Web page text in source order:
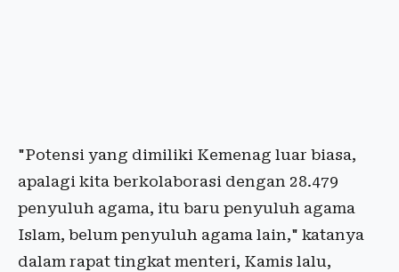
"Potensi yang dimiliki Kemenag luar biasa,
apalagi kita berkolaborasi dengan 28.479
penyuluh agama, itu baru penyuluh agama
Islam, belum penyuluh agama lain," katanya
dalam rapat tingkat menteri, Kamis lalu,